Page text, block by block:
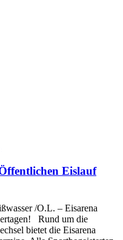
Eislauf
/O.L. – Eisarena
Rund um die
bietet die Eisarena